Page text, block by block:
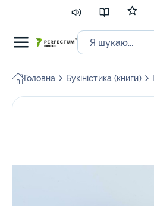
Головна Букіністика (книги)